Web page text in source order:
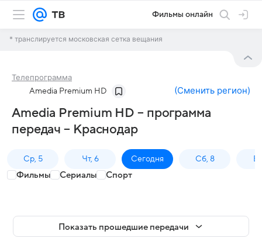
Фильмы онлайн
* транслируется московская сетка вещания
Телепрограмма
Amedia Premium HD (Сменить регион)
Amedia Premium HD – программа
передач – Краснодар
Ср, 5 Чт, 6 Сегодня Сб, 8
Фильмы Сериалы Спорт
Показать прошедшие передачи